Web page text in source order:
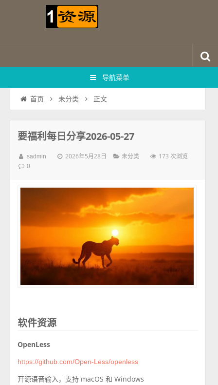
导航菜单
首页 未分类 正文
要福利每日分享2026-05-27
sadmin 2026年5月28日 未分类 173 次浏览
0
软件资源
OpenLess
https://github.com/Open-Less/openless
开源语音输入，支持 macOS 和 Windows